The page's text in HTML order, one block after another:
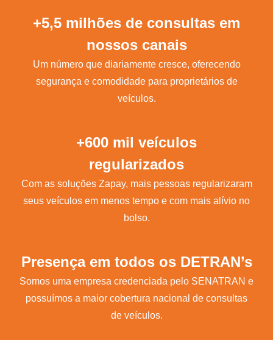
+5,5 milhões de consultas em
nossos canais
Um número que diariamente cresce, oferecendo
segurança e comodidade para proprietários de
veículos.
+600 mil veículos
regularizados
Com as soluções Zapay, mais pessoas regularizaram
seus veículos em menos tempo e com mais alívio no
bolso.
Presença em todos os DETRAN’s
Somos uma empresa credenciada pelo SENATRAN e
possuímos a maior cobertura nacional de consultas
de veículos.